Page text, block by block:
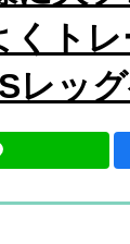
くト
レッ